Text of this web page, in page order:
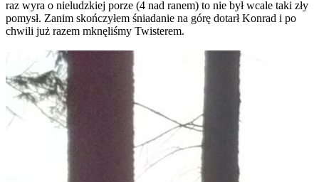
raz wyra o nieludzkiej porze (4 nad ranem) to nie był wcale taki zły
pomysł. Zanim skończyłem śniadanie na górę dotarł Konrad i po
chwili już razem mknęliśmy Twisterem.